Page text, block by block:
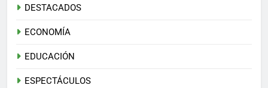
DESTACADOS
ECONOMÍA
EDUCACIÓN
ESPECTÁCULOS